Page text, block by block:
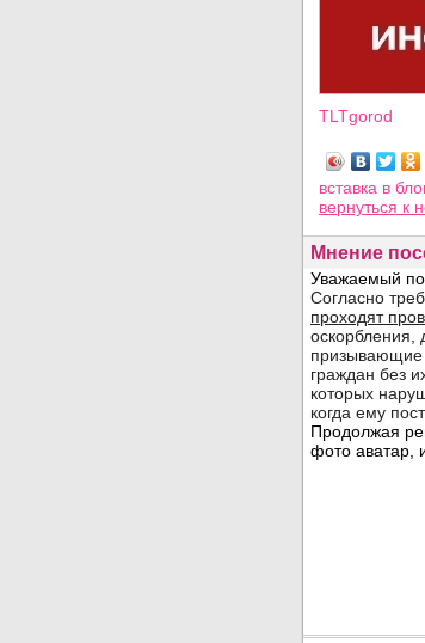
TLTgorod
вставка в
вернуться к
Мнение